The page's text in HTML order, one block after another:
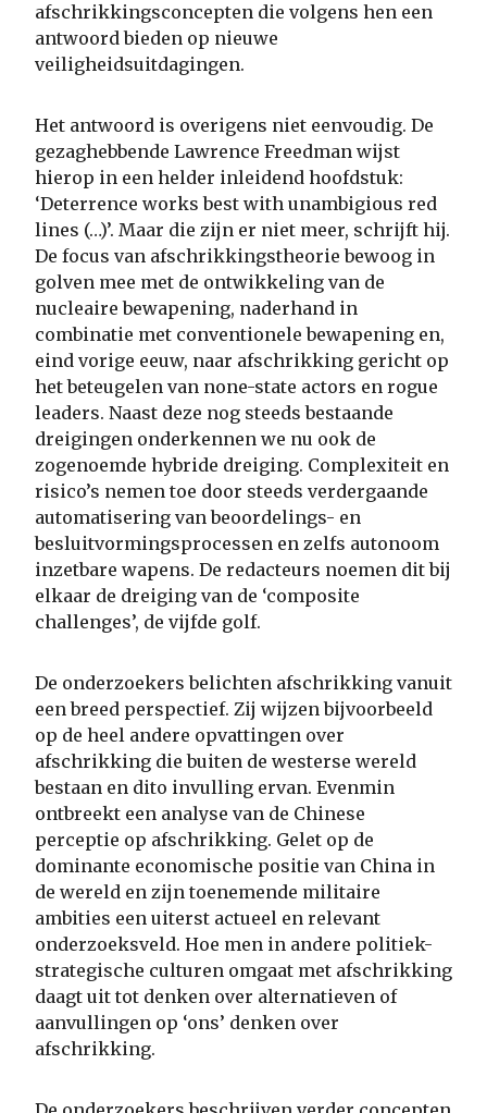
afschrikkingsconcepten die volgens hen een
antwoord bieden op nieuwe
veiligheidsuitdagingen.
Het antwoord is overigens niet eenvoudig. De
gezaghebbende Lawrence Freedman wijst
hierop in een helder inleidend hoofdstuk:
‘Deterrence works best with unambigious red
lines (…)’. Maar die zijn er niet meer, schrijft hij.
De focus van afschrikkingstheorie bewoog in
golven mee met de ontwikkeling van de
nucleaire bewapening, naderhand in
combinatie met conventionele bewapening en,
eind vorige eeuw, naar afschrikking gericht op
het beteugelen van none-state actors en rogue
leaders. Naast deze nog steeds bestaande
dreigingen onderkennen we nu ook de
zogenoemde hybride dreiging. Complexiteit en
risico’s nemen toe door steeds verdergaande
automatisering van beoordelings- en
besluitvormingsprocessen en zelfs autonoom
inzetbare wapens. De redacteurs noemen dit bij
elkaar de dreiging van de ‘composite
challenges’, de vijfde golf.
De onderzoekers belichten afschrikking vanuit
een breed perspectief. Zij wijzen bijvoorbeeld
op de heel andere opvattingen over
afschrikking die buiten de westerse wereld
bestaan en dito invulling ervan. Evenmin
ontbreekt een analyse van de Chinese
perceptie op afschrikking. Gelet op de
dominante economische positie van China in
de wereld en zijn toenemende militaire
ambities een uiterst actueel en relevant
onderzoeksveld. Hoe men in andere politiek-
strategische culturen omgaat met afschrikking
daagt uit tot denken over alternatieven of
aanvullingen op ‘ons’ denken over
afschrikking.